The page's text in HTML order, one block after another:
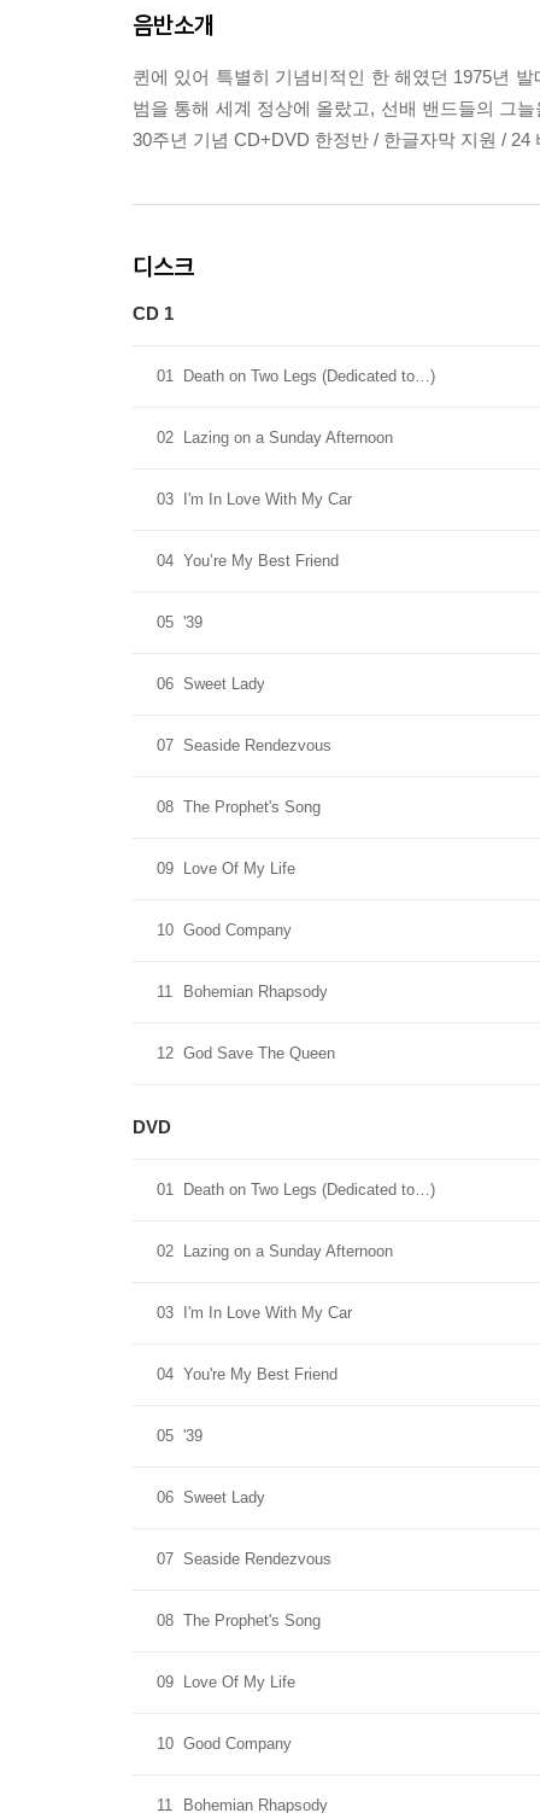
음반소개
퀸에 있어 특별히 기념비적인 한 해였던 1975년
범을 통해 세계 정상에 올랐고, 선배 밴드들의 그
30주년 기념 CD+DVD 한정반 / 한글자막 지원 /
디스크
CD 1
01 Death on Two Legs (Dedicated to…)
02 Lazing on a Sunday Afternoon
03 I'm In Love With My Car
04 You’re My Best Friend
05 '39
06 Sweet Lady
07 Seaside Rendezvous
08 The Prophet's Song
09 Love Of My Life
10 Good Company
11 Bohemian Rhapsody
12 God Save The Queen
DVD
01 Death on Two Legs (Dedicated to…)
02 Lazing on a Sunday Afternoon
03 I'm In Love With My Car
04 You're My Best Friend
05 '39
06 Sweet Lady
07 Seaside Rendezvous
08 The Prophet's Song
09 Love Of My Life
10 Good Company
11 Bohemian Rhapsody